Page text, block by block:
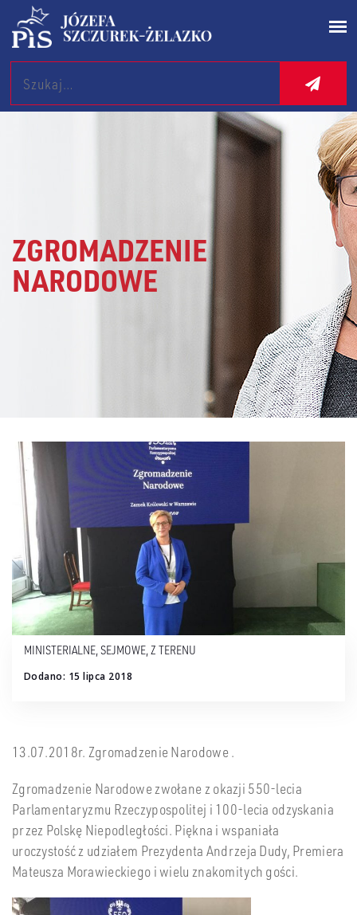
Search
ZGROMADZENIE
NARODOWE
MINISTERIALNE, SEJMOWE, Z TERENU
Dodano: 15 lipca 2018
13.07.2018r. Zgromadzenie Narodowe .
Zgromadzenie Narodowe zwołane z okazji 550-lecia
Parlamentaryzmu Rzeczypospolitej i 100-lecia odzyskania
przez Polskę Niepodległości. Piękna i wspaniała
uroczystość z udziałem Prezydenta Andrzeja Dudy, Premiera
Mateusza Morawieckiego i wielu znakomitych gości.